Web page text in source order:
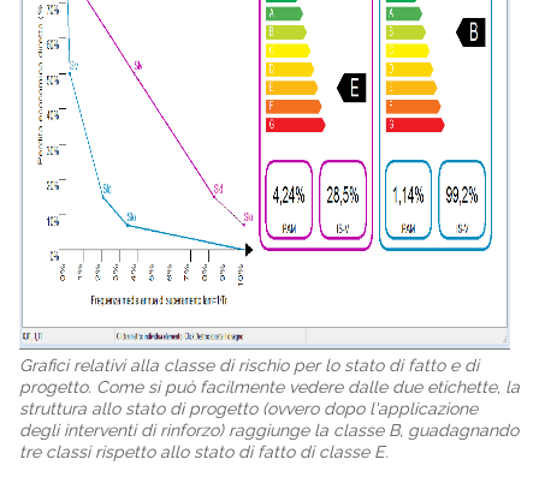
Grafici relativi alla classe di rischio per lo stato di fatto e di
progetto. Come si può facilmente vedere dalle due etichette, la
struttura allo stato di progetto (ovvero dopo l'applicazione
degli interventi di rinforzo) raggiunge la classe B, guadagnando
tre classi rispetto allo stato di fatto di classe E.